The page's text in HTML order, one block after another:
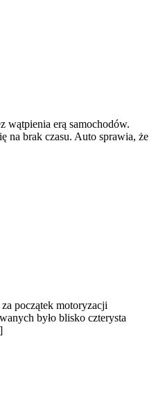
wątpienia erą samochodów.
na brak czasu. Auto sprawia, że
początek motoryzacji
było blisko czterysta